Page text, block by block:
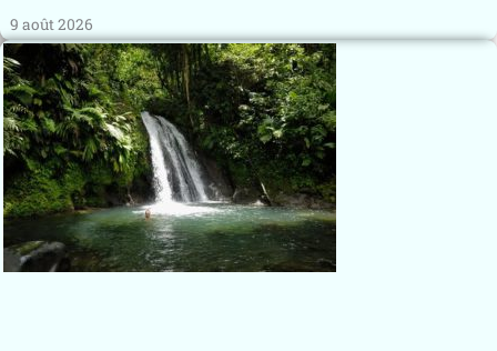
9 août 2026